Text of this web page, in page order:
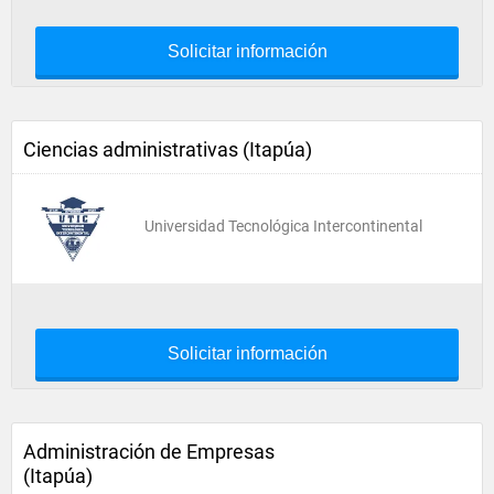
Solicitar información
Ciencias administrativas (Itapúa)
Universidad Tecnológica Intercontinental
Solicitar información
Administración de Empresas
(Itapúa)